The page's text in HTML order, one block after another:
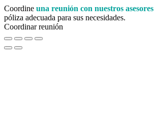
Coordine una reunión con nuestros asesores
póliza adecuada para sus necesidades.
Coordinar reunión